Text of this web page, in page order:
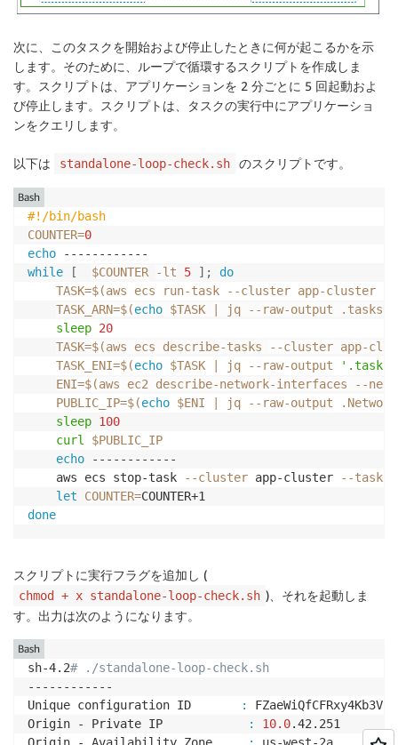
次に、このタスクを開始および停止したときに何が起こるかを示
します。そのために、ループで循環するスクリプトを作成しま
す。スクリプトは、アプリケーションを 2 分ごとに 5 回起動およ
び停止します。スクリプトは、タスクの実行中にアプリケーショ
ンをクエリします。
以下は standalone-loop-check.sh のスクリプトです。
#!/bin/bash
COUNTER=0
echo
while
[ $COUNTER -lt 5 ] ;
do
TASK=$(aws ecs run-task --cluster app-cluster
TASK_ARN=$(echo $TASK jq --raw-output .tasks
sleep 20
TASK=$(aws ecs describe-tasks --cluster app-
TASK_ENI=$(echo $TASK jq --raw-output
ENI=$(aws ec2 describe-network-interfaces --
PUBLIC_IP=$(echo $ENI
jq --raw-output
sleep 100
curl
$PUBLIC_IP
echo ------------
    aws ecs stop-task
--cluster app-cluster --task
let
COUNTER=
done
Bash
スクリプトに実行フラグを追加し (
chmod + x standalone-loop-check.sh )、それを起動しま
す。出力は次のようになります。
sh-4.2# ./standalone-loop-check.sh
------------
Unique configuration ID
:
Origin - Private IP
: 10.0.42.251
Origin - Availability Zone
: us-west-2a
Bash